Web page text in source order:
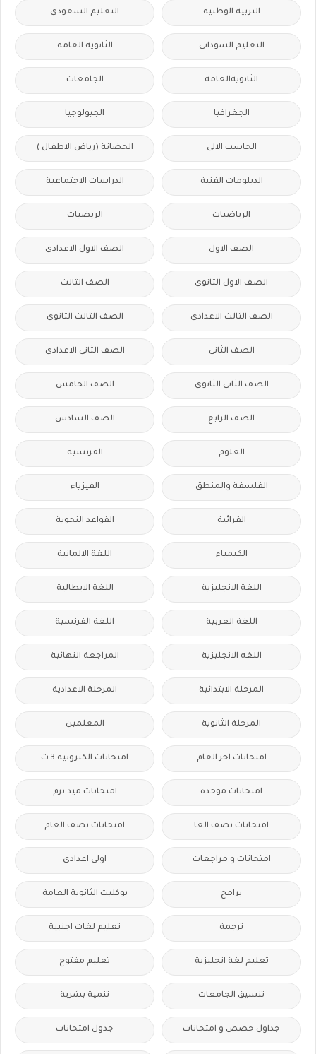
التربية الوطنية التعليم السعودى
التعليم السودانى الثانوية العامة
الثانويةالعامة الجامعات
الجغرافيا الجيولوجيا
الحاسب الالى الحضانة (رياض الاطفال )
الدبلومات الفنية الدراسات الاجتماعية
الرياضيات الريضيات
الصف الاول الصف الاول الاعدادى
الصف الاول الثانوى الصف الثالث
الصف الثالث الاعدادى الصف الثالث الثانوى
الصف الثانى الصف الثانى الاعدادى
الصف الثانى الثانوى الصف الخامس
الصف الرابع الصف السادس
العلوم الفرنسيه
الفلسفة والمنطق الفيزياء
القرائية القواعد النحوية
الكيمياء اللغة الالمانية
اللغة الانجليزية اللغة الايطالية
اللغة العربية اللغة الفرنسية
اللغه الانجليزية المراجعة النهائية
المرحلة الابتدائية المرحلة الاعدادية
المرحلة الثانوية المعلمين
امتحانات اخر العام امتحانات الكترونيه 3 ث
امتحانات موحدة امتحانات ميد ترم
امتحانات نصف العا امتحانات نصف العام
امتحانات و مراجعات اولى اعدادى
برامج بوكليت الثانوية العامة
ترجمة تعليم لغات اجنبية
تعليم لغة انجليزية تعليم مفتوح
تنسيق الجامعات تنمية بشرية
جداول حصص و امتحانات جدول امتحانات